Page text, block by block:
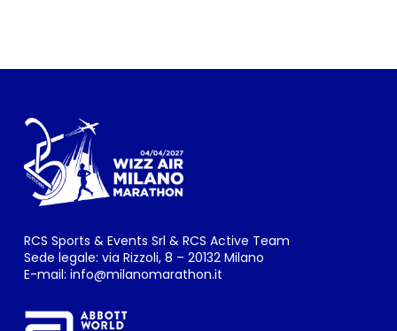
RCS Sports & Events Srl & RCS Active Team
Sede legale: via Rizzoli, 8 – 20132 Milano
E-mail: info@milanomarathon.it